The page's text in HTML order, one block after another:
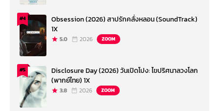
#4
Obsession (2026) สาปรักคลั่งหลอน (SoundTrack)
1X
5.0 2026 ZOOM
#5
Disclosure Day (2026) วันเปิดโปง: ไขปริศนาลวงโลก
(พากย์ไทย) 1X
3.8 2026 ZOOM